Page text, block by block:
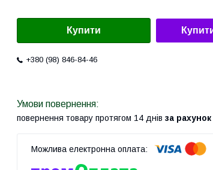
Купити
+380 (98) 846-84-46
повернення товару протягом 14 днів за